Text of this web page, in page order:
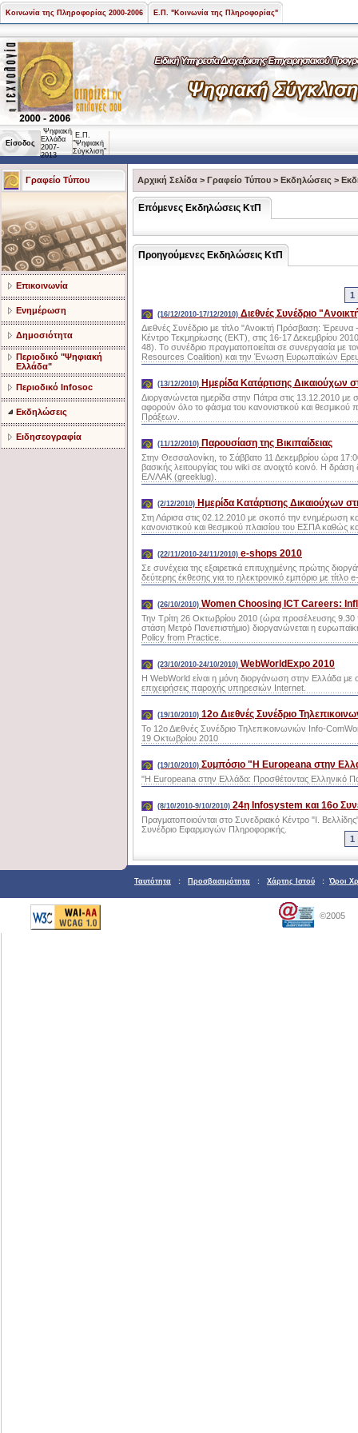
Κοινωνία της Πληροφορίας 2000-2006 Ε.Π. "Κοινωνία της Πληροφορίας"
Είσοδος
Ψηφιακή
Ελλάδα
2007-
2013
Ε.Π.
"Ψηφιακή
Σύγκλιση"
Γραφείο Τύπου
Επικοινωνία
Ενημέρωση
Δημοσιότητα
Περιοδικό "Ψηφιακή
Ελλάδα"
Περιοδικό Infosoc
Εκδηλώσεις
Ειδησεογραφία
Αρχική Σελίδα > Γραφείο Τύπου > Εκδηλώσεις >
Επόμενες Εκδηλώσεις ΚτΠ
Προηγούμενες Εκδηλώσεις ΚτΠ
1
(16/12/2010-17/12/2010) Διεθνές Συνέδριο
Διεθνές Συνέδριο με τίτλο "Ανοικτή Πρόσβαση:
Κέντρο Τεκμηρίωσης (EKT), στις 16-17 Δεκεμβρίου
48). Το συνέδριο πραγματοποιείται σε συνεργασία
Resources Coalition) και την Ένωση Ευρωπαϊκών
(13/12/2010) Ημερίδα Κατάρτισης Δικαιούχων
Διοργανώνεται ημερίδα στην Πάτρα στις 13.12.2010
αφορούν όλο το φάσμα του κανονιστικού και
Πράξεων.
(11/12/2010) Παρουσίαση της Βικιπαίδειας
Στην Θεσσαλονίκη, το Σάββατο 11 Δεκεμβρίου ώρα
βασικής λειτουργίας του wiki σε ανοιχτό κοινό. Η
ΕΛ/ΛΑΚ (greeklug).
(2/12/2010) Ημερίδα Κατάρτισης Δικαιούχων
Στη Λάρισα στις 02.12.2010 με σκοπό την ενημέρωση
κανονιστικού και θεσμικού πλαισίου του ΕΣΠΑ καθώς
(22/11/2010-24/11/2010) e-shops 2010
Σε συνέχεια της εξαιρετικά επιτυχημένης πρώτης
δεύτερης έκθεσης για το ηλεκτρονικό εμπόριο με τίτλο
(26/10/2010) Women Choosing ICT Careers:
Την Τρίτη 26 Οκτωβρίου 2010 (ώρα προσέλευσης
στάση Μετρό Πανεπιστήμιο) διοργανώνεται η
Policy from Practice.
(23/10/2010-24/10/2010) WebWorldExpo 2010
Η WebWorld είναι η μόνη διοργάνωση στην Ελλάδα
επιχειρήσεις παροχής υπηρεσιών Internet.
(19/10/2010) 12ο Διεθνές Συνέδριο
Το 12ο Διεθνές Συνέδριο Τηλεπικοινωνιών Info-
19 Οκτωβρίου 2010
(19/10/2010) Συμπόσιο "H Europeana στην
"H Europeana στην Ελλάδα: Προσθέτοντας Ελληνικό
(8/10/2010-9/10/2010) 24η Infosystem και 16ο
Πραγματοποιούνται στο Συνεδριακό Κέντρο "Ι.
Συνέδριο Εφαρμογών Πληροφορικής.
1
Ταυτότητα : Προσβασιμότητα : Χάρτης Ιστού : Όροι
©2005